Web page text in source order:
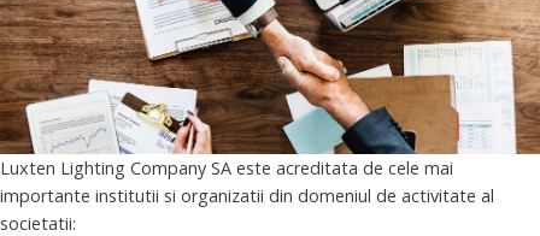
Luxten Lighting Company SA este acreditata de cele mai
importante institutii si organizatii din domeniul de activitate al
societatii: